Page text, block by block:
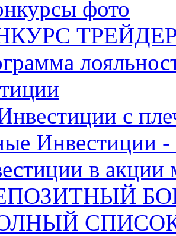
фото
с
Инвестиции -
в акции